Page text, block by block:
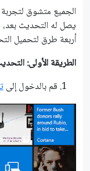
يصل له التحديث
أربعة طرق لتحميل
الطريقة الأولى:
قم بالدخول إلى